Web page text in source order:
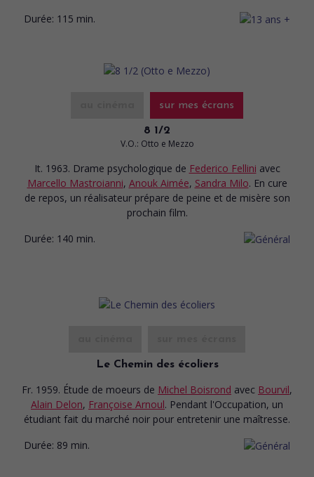
Durée: 115 min.
sur mes écrans
8 1/2
V.O.: Otto e Mezzo
It. 1963. Drame psychologique de Federico Fellini avec
Marcello Mastroianni, Anouk Aimée, Sandra Milo. En cure
de repos, un réalisateur prépare de peine et de misère son
prochain film.
Durée: 140 min.
Le Chemin des écoliers
Fr. 1959. Étude de moeurs de Michel Boisrond avec Bourvil,
Alain Delon, Françoise Arnoul. Pendant l'Occupation, un
étudiant fait du marché noir pour entretenir une maîtresse.
Durée: 89 min.